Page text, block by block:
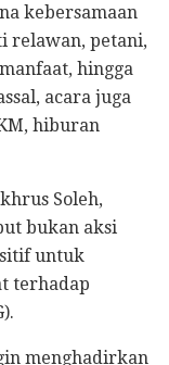
kebersamaan
relawan, petani,
hingga
acara juga
hiburan
Soleh,
bukan aksi
untuk
terhadap
menghadirkan